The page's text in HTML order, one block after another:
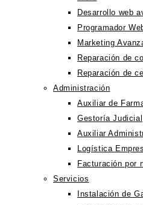
Desarrollo web
Programador
Marketing
Reparación de
Reparación de
Administración
Auxiliar de
Gestoría Judicial
Auxiliar
Logística
Facturación por
Servicios
Instalación de